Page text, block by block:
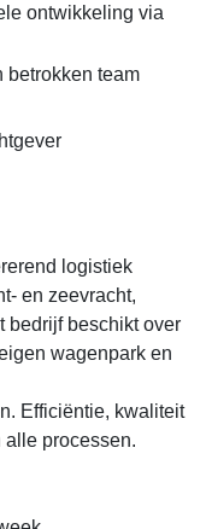
ontwikkeling via
betrokken team
logistiek
en zeevracht,
bedrijf beschikt over
wagenpark en
Efficiëntie, kwaliteit
processen.